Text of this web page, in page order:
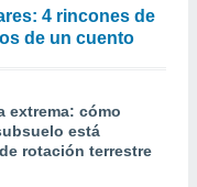
4 rincones de
de un cuento
extrema: cómo
está
rotación terrestre